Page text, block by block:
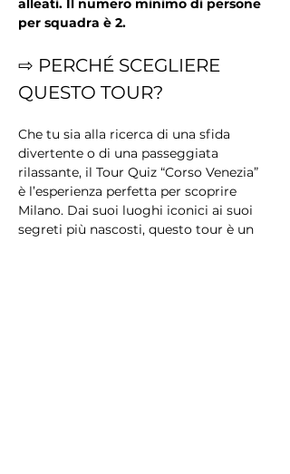
alleati. Il numero minimo di persone
per squadra è 2.
⇨ PERCHÉ SCEGLIERE
QUESTO TOUR?
Che tu sia alla ricerca di una sfida
divertente o di una passeggiata
rilassante, il Tour Quiz “Corso Venezia”
è l’esperienza perfetta per scoprire
Milano. Dai suoi luoghi iconici ai suoi
segreti più nascosti, questo tour è un